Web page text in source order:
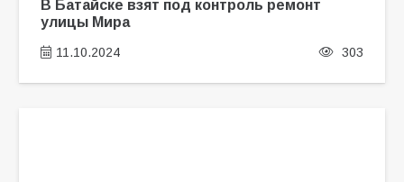
В Батайске взят под контроль ремонт
улицы Мира
11.10.2024 303